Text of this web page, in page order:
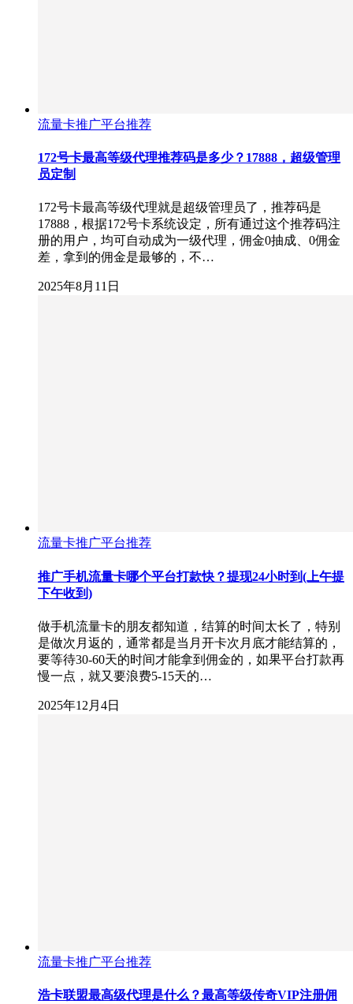
流量卡推广平台推荐
172号卡最高等级代理推荐码是多少？17888，超级管理
员定制
172号卡最高等级代理就是超级管理员了，推荐码是
17888，根据172号卡系统设定，所有通过这个推荐码注
册的用户，均可自动成为一级代理，佣金0抽成、0佣金
差，拿到的佣金是最够的，不…
2025年8月11日
流量卡推广平台推荐
推广手机流量卡哪个平台打款快？提现24小时到(上午提
下午收到)
做手机流量卡的朋友都知道，结算的时间太长了，特别
是做次月返的，通常都是当月开卡次月底才能结算的，
要等待30-60天的时间才能拿到佣金的，如果平台打款再
慢一点，就又要浪费5-15天的…
2025年12月4日
流量卡推广平台推荐
浩卡联盟最高级代理是什么？最高等级传奇VIP注册佣